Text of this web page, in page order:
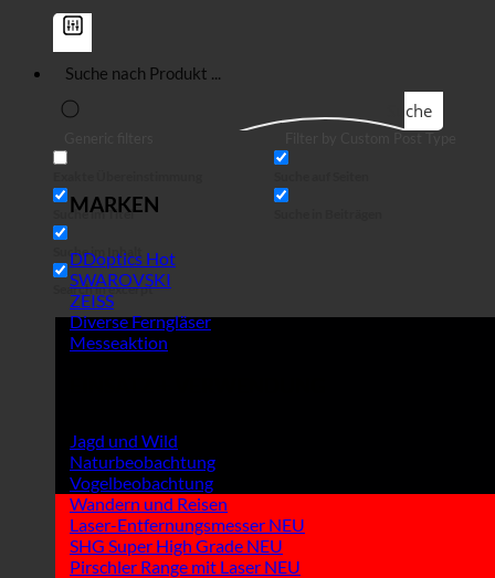
Suche
Suche im Titel
Suche im Inhalt
Search in excerpt
MARKEN
DDoptics
SWAROVSKI
ZEISS
Diverse Ferngläser
Messeaktion
Jagd und Wild
Naturbeobachtung
Vogelbeobachtung
Wandern und Reisen
Laser-Entfernungsmesser
SHG Super High Grade
Pirschler Range mit Laser